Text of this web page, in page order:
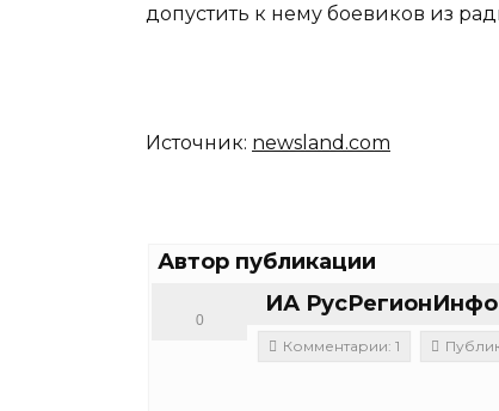
допустить к нему боевиков из
Источник: newsland.com
Автор публикации
ИА РусРегионИнфо
0
Комментарии: 1